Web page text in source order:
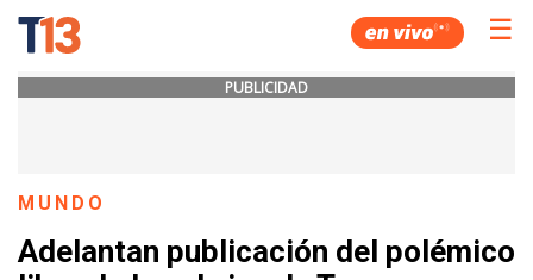
☰
PUBLICIDAD
MUNDO
Adelantan publicación del polémico